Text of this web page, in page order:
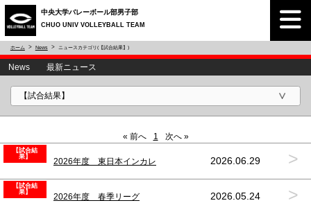
中央大学バレーボール部男子部
CHUO UNIV VOLLEYBALL TEAM
ホーム News ニュースカテゴリ(【試合結果】)
News 最新ニュース
« 前へ 1 次へ »
【試合結
果】
2026年度 東日本インカレ 2026.06.29 >
【試合結
果】
2026年度 春季リーグ 2026.05.24 >